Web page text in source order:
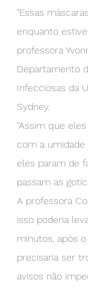
"Essas
enquanto
professora
Departamento
Infecciosas da
Sydney.
"Assim que
com a umidade
eles param de
passam as
A professora
isso poderia
minutos, após
precisaria ser
avisos não